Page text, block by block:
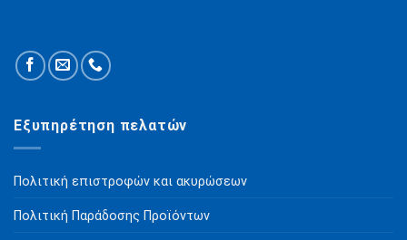
Εξυπηρέτηση πελατών
Πολιτική επιστροφών και ακυρώσεων
Πολιτική Παράδοσης Προϊόντων